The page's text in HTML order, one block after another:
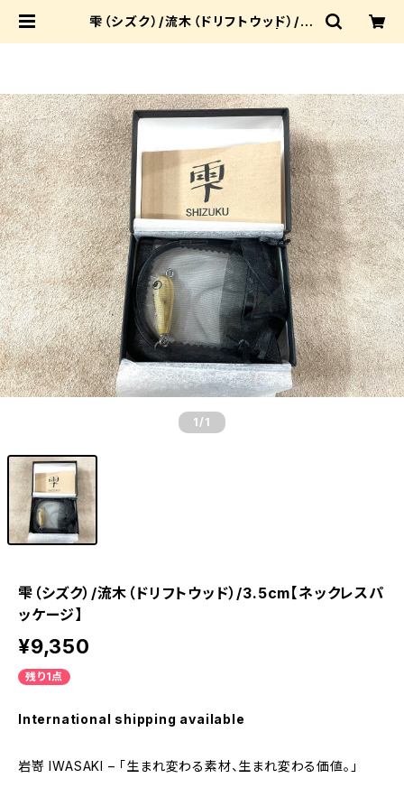
雫（シズク）/流木（ドリフトウッド）/3.
1 /1
雫（シズク）/流木（ドリフトウッド）/3.5cm【ネックレスパ
ッケージ】
¥9,350
残り1点
International shipping available
岩嵜 IWASAKI – 「生まれ変わる素材、生まれ変わる価値。」